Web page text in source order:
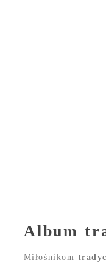
Album
Miłośnikom